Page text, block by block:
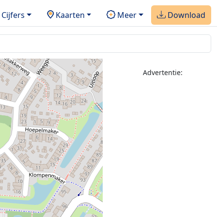
Cijfers Kaarten Meer Download
2
Advertentie: